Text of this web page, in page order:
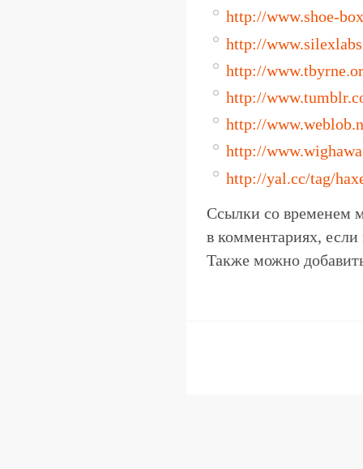
http://www.shoe-
http://
http://
http://
http://
http://
http://yal.cc/tag/
Ссылки со временем
в комментариях, если
Также можно